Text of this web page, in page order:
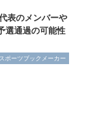
表のメンバーや
選通過の可能性
スポーツブックメーカー